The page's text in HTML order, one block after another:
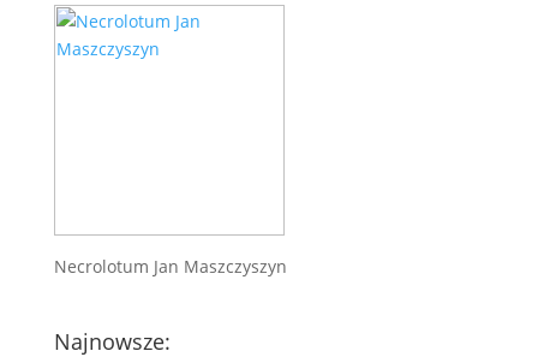
Necrolotum Jan Maszczyszyn
Najnowsze: